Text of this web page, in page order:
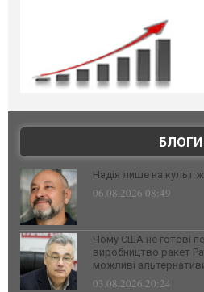
БЛОГИ
Надія лише на культ
06.08.2026 08:49
Чому США не готові
виробництво ракет
можливі
03.08.2026 20:24